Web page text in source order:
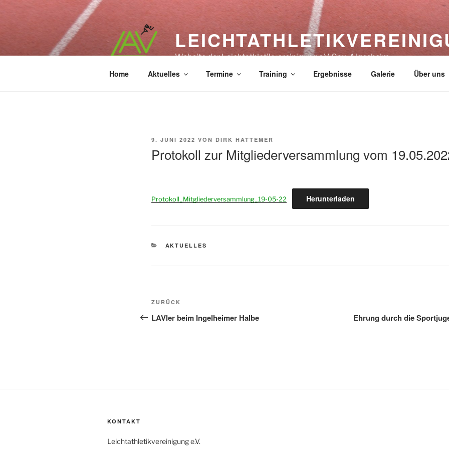
Website der Leichtathletikvereinigung e.V. Gau-Algesheim
Home Aktuelles Termine Training Ergebnisse Galerie Über uns
VERÖFFENTLICHT
9. JUNI 2022 VON DIRK HATTEMER
Protokoll zur Mitgliederversammlung vom
Protokoll_Mitgliederversammlung_19-05-22 Herunterladen
KATEGORIEN
AKTUELLES
Beitragsnavigation
Vorheriger
Beitrag
ZURÜCK
LAVler beim Ingelheimer Halbe Ehrung durch die
KONTAKT
Leichtathletikvereinigung e.V.